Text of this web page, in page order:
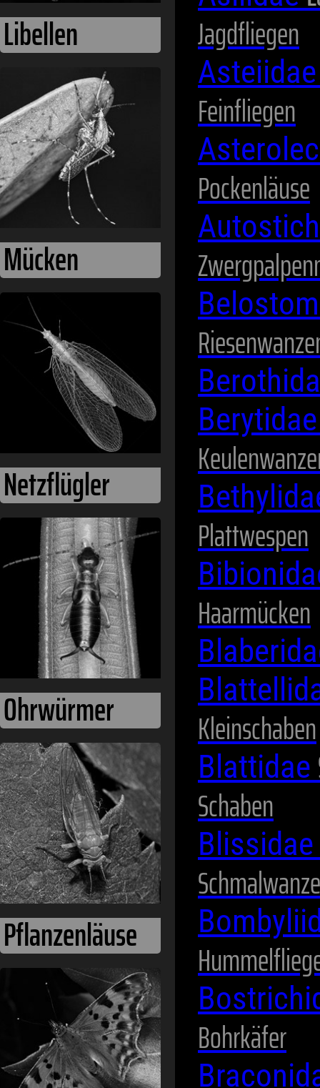
Netzflügler
Ohrwürmer
Pflanzenläuse
Schmetterlinge
Schnabelfliegen
Jagdfliegen
Feinfliegen
Pockenläuse
Plattwespen
Haarmücken
Kleinschaben
Blattidae
Schaben
Blissidae
Bohrkäfer